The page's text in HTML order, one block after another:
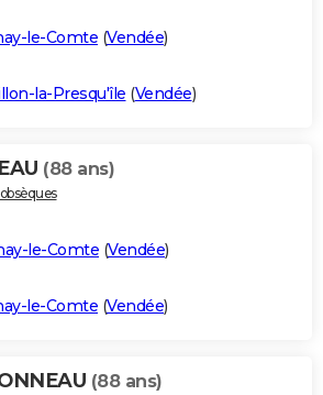
le-Comte (Vendée)
la-Presqu'île (Vendée)
(88 ans)
le-Comte (Vendée)
le-Comte (Vendée)
(88 ans)